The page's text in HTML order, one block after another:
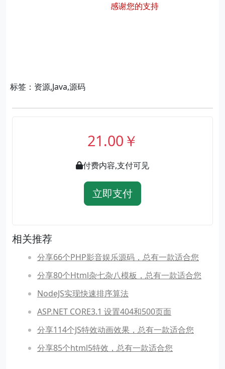
感谢您的支持
标签：资源,Java,源码
21.00￥
付费内容,支付可见
立即支付
相关推荐
分享66个PHP影音娱乐源码，总有一款适合您
分享80个Html杂七杂八模板，总有一款适合您
NodeJS实现快速排序算法
ASP.NET CORE3.1 设置404和500页面
分享114个JS特效动画效果，总有一款适合您
分享85个html5特效，总有一款适合您